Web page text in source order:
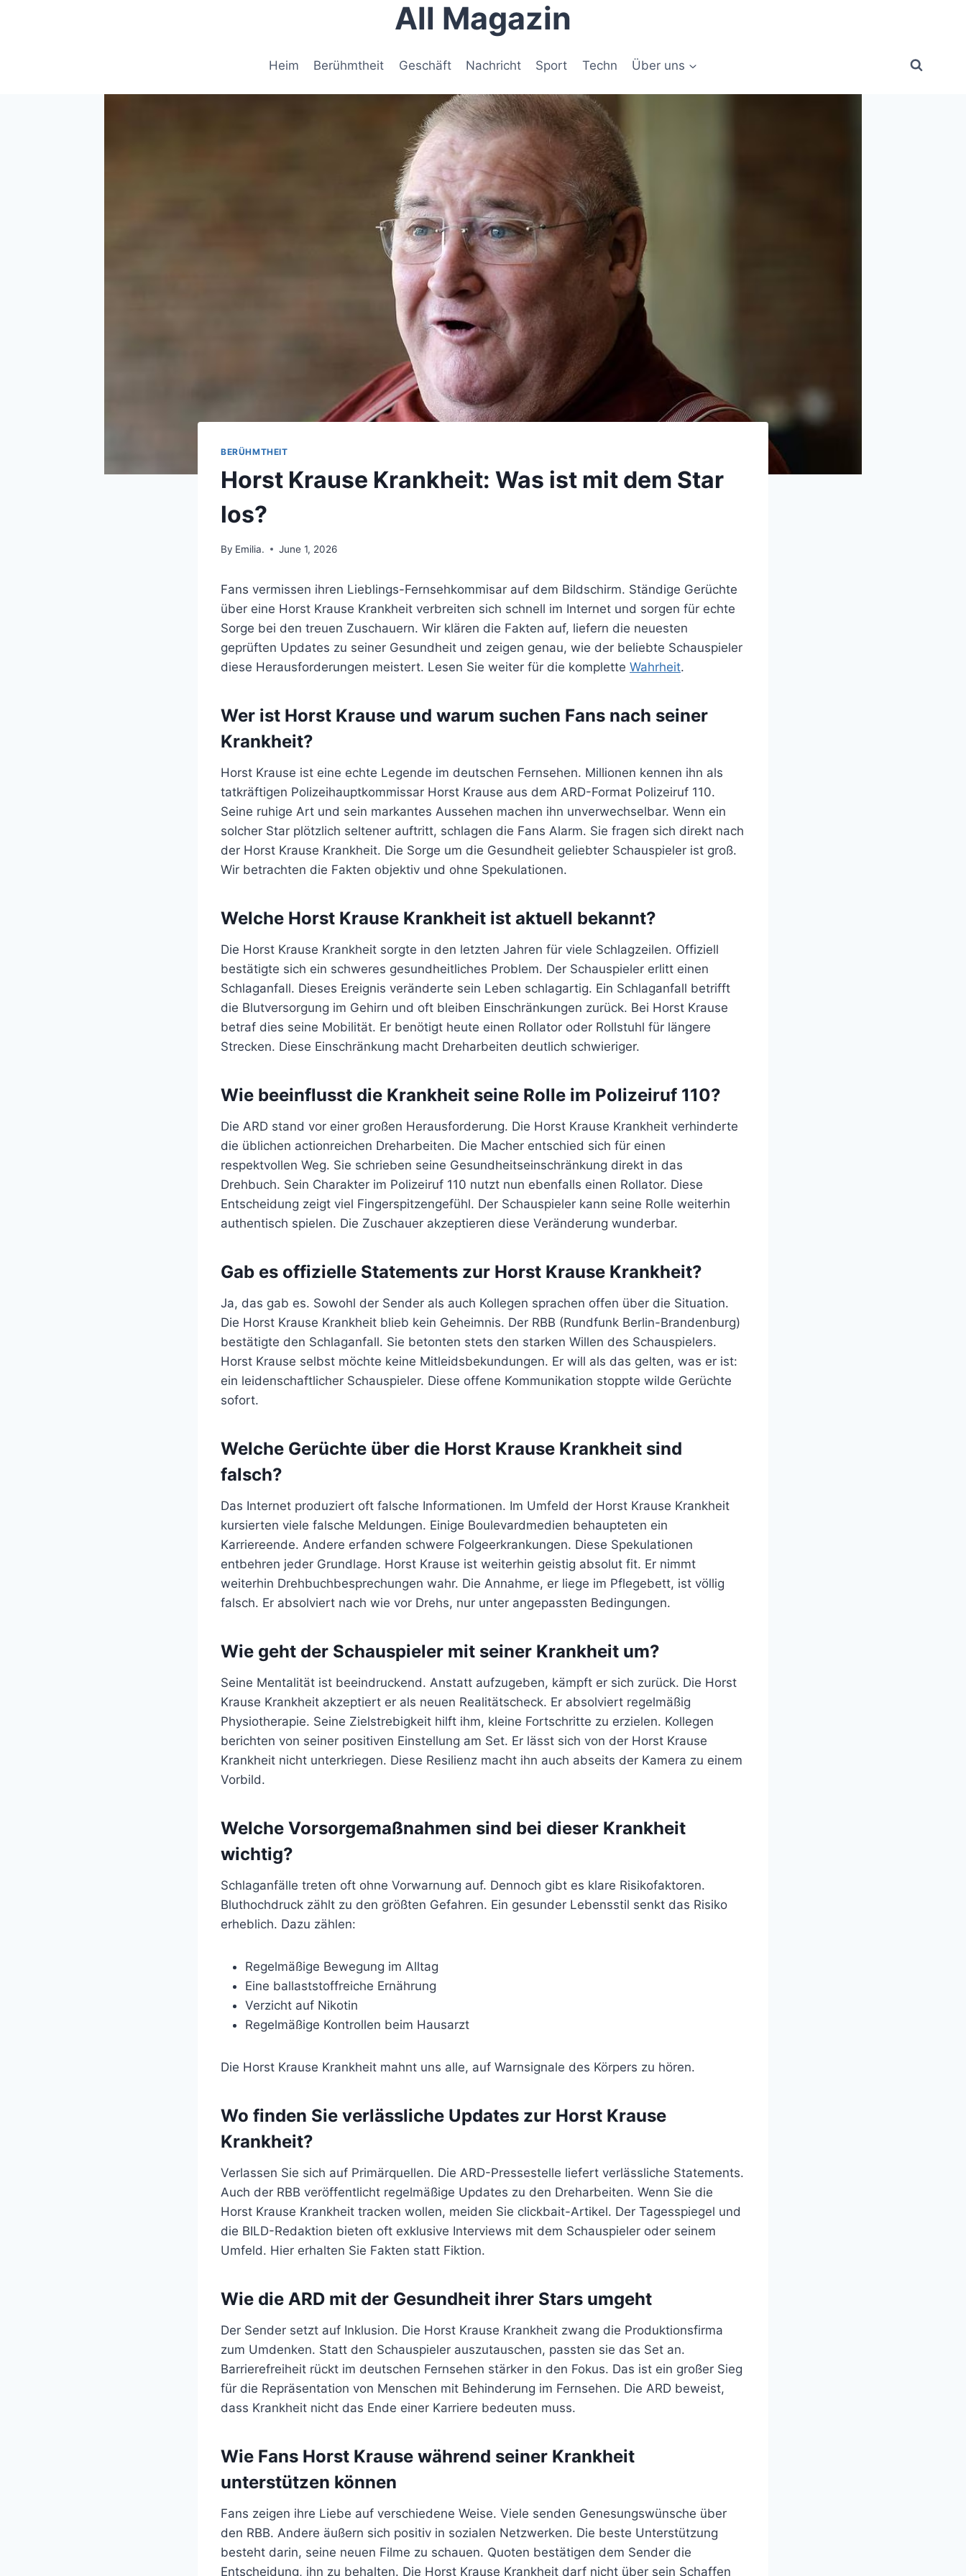
All Magazin
Heim Berühmtheit Geschäft Nachricht Sport Techn Über uns
BERÜHMTHEIT
Horst Krause Krankheit: Was ist mit dem Star
los?
By Emilia. June 1, 2026
Fans vermissen ihren Lieblings-Fernsehkommisar auf dem Bildschirm. Ständige Gerüchte
über eine Horst Krause Krankheit verbreiten sich schnell im Internet und sorgen für echte
Sorge bei den treuen Zuschauern. Wir klären die Fakten auf, liefern die neuesten
geprüften Updates zu seiner Gesundheit und zeigen genau, wie der beliebte Schauspieler
diese Herausforderungen meistert. Lesen Sie weiter für die komplette Wahrheit.
Wer ist Horst Krause und warum suchen Fans nach seiner
Krankheit?
Horst Krause ist eine echte Legende im deutschen Fernsehen. Millionen kennen ihn als
tatkräftigen Polizeihauptkommissar Horst Krause aus dem ARD-Format Polizeiruf 110.
Seine ruhige Art und sein markantes Aussehen machen ihn unverwechselbar. Wenn ein
solcher Star plötzlich seltener auftritt, schlagen die Fans Alarm. Sie fragen sich direkt nach
der Horst Krause Krankheit. Die Sorge um die Gesundheit geliebter Schauspieler ist groß.
Wir betrachten die Fakten objektiv und ohne Spekulationen.
Welche Horst Krause Krankheit ist aktuell bekannt?
Die Horst Krause Krankheit sorgte in den letzten Jahren für viele Schlagzeilen. Offiziell
bestätigte sich ein schweres gesundheitliches Problem. Der Schauspieler erlitt einen
Schlaganfall. Dieses Ereignis veränderte sein Leben schlagartig. Ein Schlaganfall betrifft
die Blutversorgung im Gehirn und oft bleiben Einschränkungen zurück. Bei Horst Krause
betraf dies seine Mobilität. Er benötigt heute einen Rollator oder Rollstuhl für längere
Strecken. Diese Einschränkung macht Dreharbeiten deutlich schwieriger.
Wie beeinflusst die Krankheit seine Rolle im Polizeiruf 110?
Die ARD stand vor einer großen Herausforderung. Die Horst Krause Krankheit verhinderte
die üblichen actionreichen Dreharbeiten. Die Macher entschied sich für einen
respektvollen Weg. Sie schrieben seine Gesundheitseinschränkung direkt in das
Drehbuch. Sein Charakter im Polizeiruf 110 nutzt nun ebenfalls einen Rollator. Diese
Entscheidung zeigt viel Fingerspitzengefühl. Der Schauspieler kann seine Rolle weiterhin
authentisch spielen. Die Zuschauer akzeptieren diese Veränderung wunderbar.
Gab es offizielle Statements zur Horst Krause Krankheit?
Ja, das gab es. Sowohl der Sender als auch Kollegen sprachen offen über die Situation.
Die Horst Krause Krankheit blieb kein Geheimnis. Der RBB (Rundfunk Berlin-Brandenburg)
bestätigte den Schlaganfall. Sie betonten stets den starken Willen des Schauspielers.
Horst Krause selbst möchte keine Mitleidsbekundungen. Er will als das gelten, was er ist:
ein leidenschaftlicher Schauspieler. Diese offene Kommunikation stoppte wilde Gerüchte
sofort.
Welche Gerüchte über die Horst Krause Krankheit sind
falsch?
Das Internet produziert oft falsche Informationen. Im Umfeld der Horst Krause Krankheit
kursierten viele falsche Meldungen. Einige Boulevardmedien behaupteten ein
Karriereende. Andere erfanden schwere Folgeerkrankungen. Diese Spekulationen
entbehren jeder Grundlage. Horst Krause ist weiterhin geistig absolut fit. Er nimmt
weiterhin Drehbuchbesprechungen wahr. Die Annahme, er liege im Pflegebett, ist völlig
falsch. Er absolviert nach wie vor Drehs, nur unter angepassten Bedingungen.
Wie geht der Schauspieler mit seiner Krankheit um?
Seine Mentalität ist beeindruckend. Anstatt aufzugeben, kämpft er sich zurück. Die Horst
Krause Krankheit akzeptiert er als neuen Realitätscheck. Er absolviert regelmäßig
Physiotherapie. Seine Zielstrebigkeit hilft ihm, kleine Fortschritte zu erzielen. Kollegen
berichten von seiner positiven Einstellung am Set. Er lässt sich von der Horst Krause
Krankheit nicht unterkriegen. Diese Resilienz macht ihn auch abseits der Kamera zu einem
Vorbild.
Welche Vorsorgemaßnahmen sind bei dieser Krankheit
wichtig?
Schlaganfälle treten oft ohne Vorwarnung auf. Dennoch gibt es klare Risikofaktoren.
Bluthochdruck zählt zu den größten Gefahren. Ein gesunder Lebensstil senkt das Risiko
erheblich. Dazu zählen:
Regelmäßige Bewegung im Alltag
Eine ballaststoffreiche Ernährung
Verzicht auf Nikotin
Regelmäßige Kontrollen beim Hausarzt
Die Horst Krause Krankheit mahnt uns alle, auf Warnsignale des Körpers zu hören.
Wo finden Sie verlässliche Updates zur Horst Krause
Krankheit?
Verlassen Sie sich auf Primärquellen. Die ARD-Pressestelle liefert verlässliche Statements.
Auch der RBB veröffentlicht regelmäßige Updates zu den Dreharbeiten. Wenn Sie die
Horst Krause Krankheit tracken wollen, meiden Sie clickbait-Artikel. Der Tagesspiegel und
die BILD-Redaktion bieten oft exklusive Interviews mit dem Schauspieler oder seinem
Umfeld. Hier erhalten Sie Fakten statt Fiktion.
Wie die ARD mit der Gesundheit ihrer Stars umgeht
Der Sender setzt auf Inklusion. Die Horst Krause Krankheit zwang die Produktionsfirma
zum Umdenken. Statt den Schauspieler auszutauschen, passten sie das Set an.
Barrierefreiheit rückt im deutschen Fernsehen stärker in den Fokus. Das ist ein großer Sieg
für die Repräsentation von Menschen mit Behinderung im Fernsehen. Die ARD beweist,
dass Krankheit nicht das Ende einer Karriere bedeuten muss.
Wie Fans Horst Krause während seiner Krankheit
unterstützen können
Fans zeigen ihre Liebe auf verschiedene Weise. Viele senden Genesungswünsche über
den RBB. Andere äußern sich positiv in sozialen Netzwerken. Die beste Unterstützung
besteht darin, seine neuen Filme zu schauen. Quoten bestätigen dem Sender die
Entscheidung, ihn zu behalten. Die Horst Krause Krankheit darf nicht über sein Schaffen